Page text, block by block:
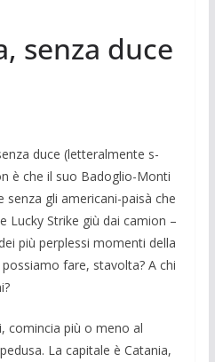
senza duce
duce (letteralmente s-
è che il suo Badoglio-Monti
gli americani-paisà che
Lucky Strike giù dai camion –
più perplessi momenti della
fare, stavolta? A chi
comincia più o meno al
La capitale è Catania,